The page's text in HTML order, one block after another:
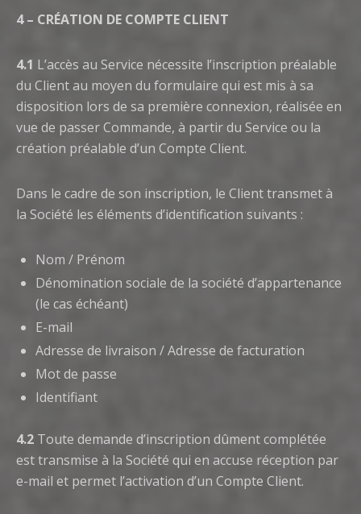
4 – CRÉATION DE COMPTE CLIENT
4.1 L’accès au Service nécessite l’inscription préalable
du Client au moyen du formulaire qui est mis à sa
disposition lors de sa première connexion, réalisée en
vue de passer Commande, à partir du Service ou la
création préalable d’un Compte Client.
Dans le cadre de son inscription, le Client transmet à
la Société les éléments d’identification suivants :
Nom / Prénom
Dénomination sociale de la société d’appartenance
(le cas échéant)
E-mail
Adresse de livraison / Adresse de facturation
Mot de passe
Identifiant
4.2 Toute demande d’inscription dûment complétée
est transmise à la Société qui en accuse réception par
e-mail et permet l’activation d’un Compte Client.